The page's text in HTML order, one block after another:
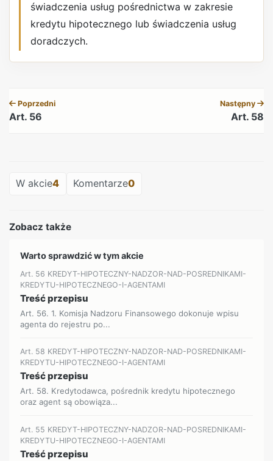
świadczenia usług pośrednictwa w zakresie
kredytu hipotecznego lub świadczenia usług
doradczych.
Poprzedni
Art. 56
Następny
Art. 58
W akcie4 Komentarze0
Zobacz także
Warto sprawdzić w tym akcie
Art. 56 KREDYT-HIPOTECZNY-NADZOR-NAD-POSREDNIKAMI-
KREDYTU-HIPOTECZNEGO-I-AGENTAMI
Treść przepisu
Art. 56. 1. Komisja Nadzoru Finansowego dokonuje wpisu
agenta do rejestru po...
Art. 58 KREDYT-HIPOTECZNY-NADZOR-NAD-POSREDNIKAMI-
KREDYTU-HIPOTECZNEGO-I-AGENTAMI
Treść przepisu
Art. 58. Kredytodawca, pośrednik kredytu hipotecznego
oraz agent są obowiąza...
Art. 55 KREDYT-HIPOTECZNY-NADZOR-NAD-POSREDNIKAMI-
KREDYTU-HIPOTECZNEGO-I-AGENTAMI
Treść przepisu